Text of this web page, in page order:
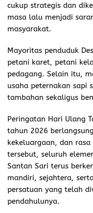
cukup strategis dan
masa lalu menjadi
masyarakat.
Mayoritas penduduk
petani karet, petani
pedagang. Selain itu,
usaha peternakan sapi
tambahan sekaligus
Peringatan Hari Ulang
tahun 2026
kekeluargaan, dan
tersebut, seluruh
Santan Sari terus
mandiri, sejahtera,
persatuan yang telah
pendahulunya.